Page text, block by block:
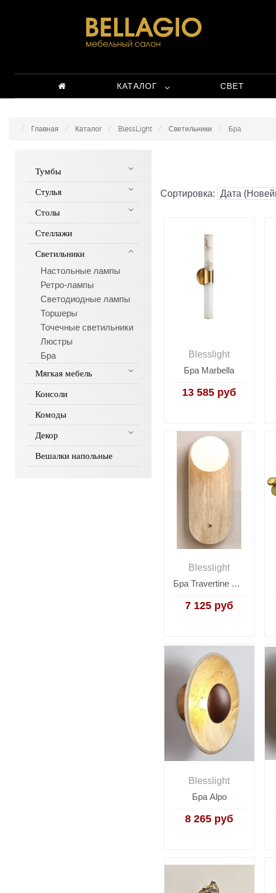
КАТАЛОГ СВЕТ
Главная Каталог BlessLight Светильники Бра
Тумбы
Стулья
Столы
Стеллажи
Светильники
Настольные лампы
Ретро-лампы
Светодиодные лампы
Торшеры
Точечные светильники
Люстры
Бра
Мягкая мебель
Консоли
Комоды
Декор
Вешалки напольные
Сортировка:
Blesslight
Бра Marbella
13 585 руб
Blesslight
Бра Travertine Oval
7 125 руб
Blesslight
Бра Alpo
8 265 руб